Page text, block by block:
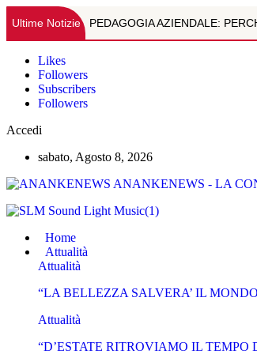
Ultime Notizie PEDAGOGIA AZIENDALE:
SQUARCI DI VITA
TEMI VARI DI ASTROLOGIA-
SQUARCI DI VITA
Likes
Followers
Subscribers
Followers
Accedi
sabato, Agosto 8, 2026
ANANKENEWS - LA
Home
Attualità
Attualità
“LA BELLEZZA SALVERA’ IL
Attualità
“D’ESTATE RITROVIAMO IL TEMPO